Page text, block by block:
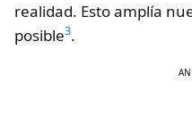
realidad. Esto amplía
posible3.